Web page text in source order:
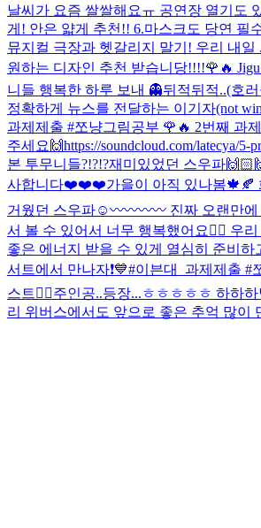
날씨가 요즘 쌀쌀해요ㅠ 공연장 열기도
게! 안은 얇게 추천!! 6.마스크도 당연 필
뮤지컬 극장과 헷갈리지 말기! 우리 내일
원하는 디자인 추천 받습니당!!!!🌹🔥
니들 행복한 하루 보내 👻뒤적뒤적..(호
정확하게 뉴스를 전달하는 이기자(not
과제제출 #쪼냥그림공부 🌹🔥 2번째 과
주세요🙌https://soundcloud.com/latecya/5-
본 투무니들?!?!?재미있었던 스우파
사합니다❤️❤️❤️가을이 아직 있나봄🍁🍂
거웠던 스우파☺️〰〰〰〰 진짜 오랜만에
서 볼 수 있어서 너무 행복했어요👍🏻 우
좋은 에너지 받을 수 있게 열심히 준비하
서트에서 만나자❗️💙#이븐대_과제제출 #
스트🧍‍♀️주인공..등장...ㅎㅎㅎㅎㅎ 하하하
리 위버스에서도 앞으로 좋은 추억 많이